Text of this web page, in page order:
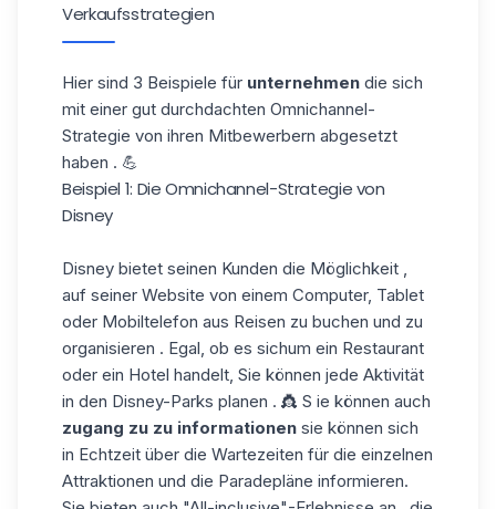
Verkaufsstrategien
Hier sind 3 Beispiele für unternehmen die sich
mit einer gut durchdachten Omnichannel-
Strategie von ihren Mitbewerbern abgesetzt
haben . 💪
Beispiel 1: Die Omnichannel-Strategie von
Disney
Disney bietet seinen Kunden die Möglichkeit ,
auf seiner Website von einem Computer, Tablet
oder Mobiltelefon aus Reisen zu buchen und zu
organisieren . Egal, ob es sichum ein Restaurant
oder ein Hotel handelt, Sie können jede Aktivität
in den Disney-Parks planen . 👸 S ie können auch
zugang zu zu informationen sie können sich
in Echtzeit über die Wartezeiten für die einzelnen
Attraktionen und die Paradepläne informieren.